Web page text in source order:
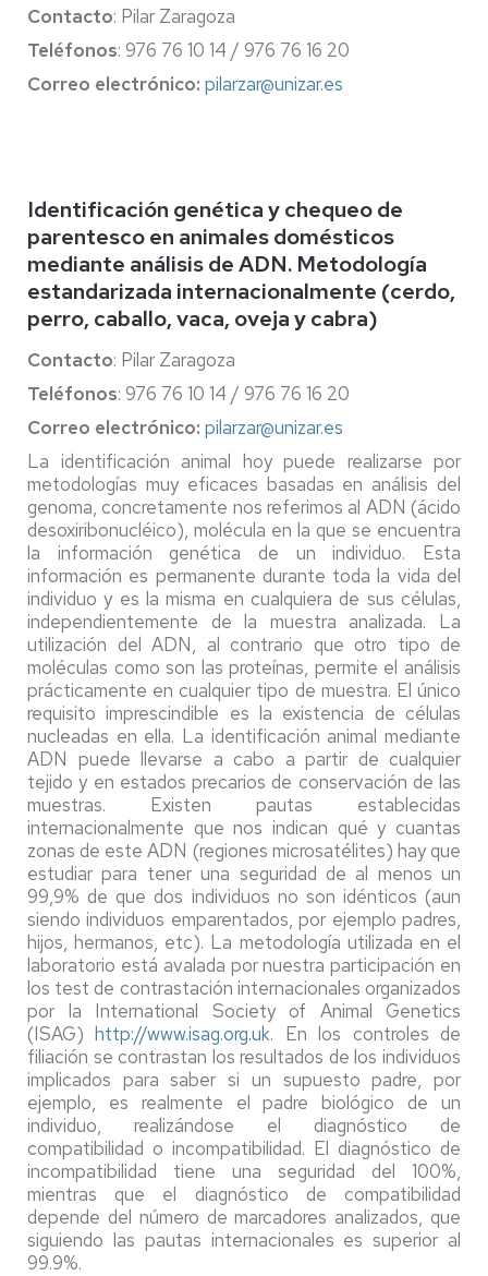
Contacto: Pilar Zaragoza
Teléfonos: 976 76 10 14 / 976 76 16 20
Correo electrónico: pilarzar@unizar.es
Identificación genética y chequeo de
parentesco en animales domésticos
mediante análisis de ADN. Metodología
estandarizada internacionalmente (cerdo,
perro, caballo, vaca, oveja y cabra)
Contacto: Pilar Zaragoza
Teléfonos: 976 76 10 14 / 976 76 16 20
Correo electrónico: pilarzar@unizar.es
La identificación animal hoy puede realizarse por
metodologías muy eficaces basadas en análisis del
genoma, concretamente nos referimos al ADN (ácido
desoxiribonucléico), molécula en la que se encuentra
la información genética de un individuo. Esta
información es permanente durante toda la vida del
individuo y es la misma en cualquiera de sus células,
independientemente de la muestra analizada. La
utilización del ADN, al contrario que otro tipo de
moléculas como son las proteínas, permite el análisis
prácticamente en cualquier tipo de muestra. El único
requisito imprescindible es la existencia de células
nucleadas en ella. La identificación animal mediante
ADN puede llevarse a cabo a partir de cualquier
tejido y en estados precarios de conservación de las
muestras. Existen pautas establecidas
internacionalmente que nos indican qué y cuantas
zonas de este ADN (regiones microsatélites) hay que
estudiar para tener una seguridad de al menos un
99,9% de que dos individuos no son idénticos (aun
siendo individuos emparentados, por ejemplo padres,
hijos, hermanos, etc). La metodología utilizada en el
laboratorio está avalada por nuestra participación en
los test de contrastación internacionales organizados
por la International Society of Animal Genetics
(ISAG)http://www.isag.org.uk. En los controles de
filiación se contrastan los resultados de los individuos
implicados para saber si un supuesto padre, por
ejemplo, es realmente el padre biológico de un
individuo, realizándose el diagnóstico de
compatibilidad o incompatibilidad. El diagnóstico de
incompatibilidad tiene una seguridad del 100%,
mientras que el diagnóstico de compatibilidad
depende del número de marcadores analizados, que
siguiendo las pautas internacionales es superior al
99.9%.